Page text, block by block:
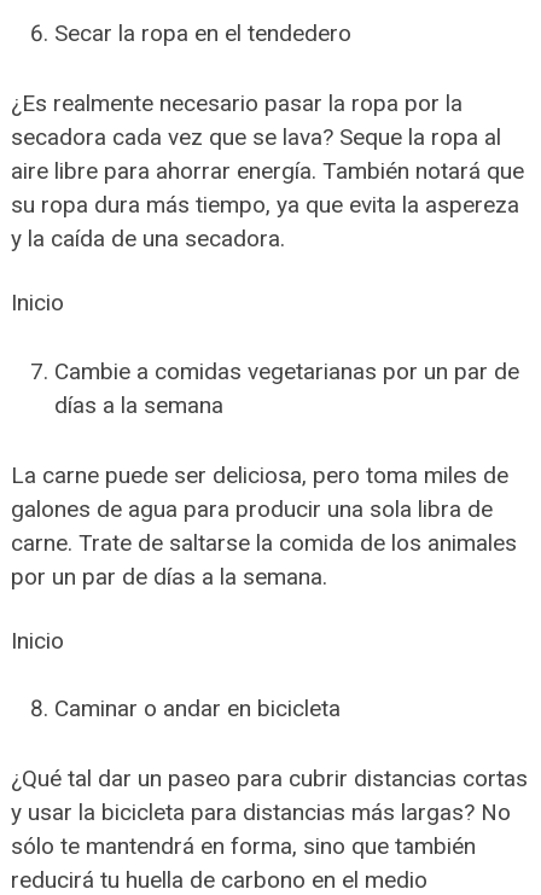
Secar la ropa en el tendedero
¿Es realmente necesario pasar la ropa por la
secadora cada vez que se lava? Seque la ropa al
aire libre para ahorrar energía. También notará que
su ropa dura más tiempo, ya que evita la aspereza
y la caída de una secadora.
Inicio
Cambie a comidas vegetarianas por un par de
días a la semana
La carne puede ser deliciosa, pero toma miles de
galones de agua para producir una sola libra de
carne. Trate de saltarse la comida de los animales
por un par de días a la semana.
Inicio
Caminar o andar en bicicleta
¿Qué tal dar un paseo para cubrir distancias cortas
y usar la bicicleta para distancias más largas? No
sólo te mantendrá en forma, sino que también
reducirá tu huella de carbono en el medio